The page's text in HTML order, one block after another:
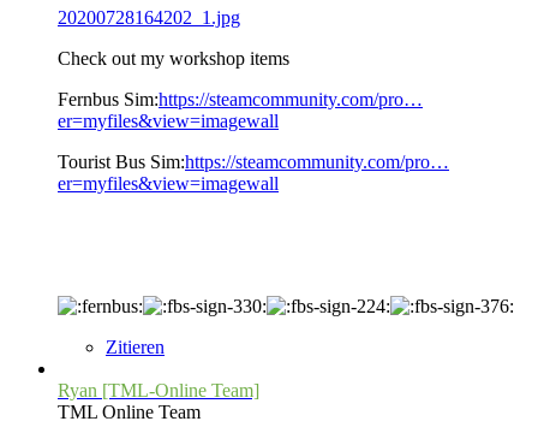
20200728164202_1.jpg
Check out my workshop items
Fernbus Sim:https://steamcommunity.com/pro…
er=myfiles&view=imagewall
Tourist Bus Sim:https://steamcommunity.com/pro…
er=myfiles&view=imagewall
Zitieren
Ryan [TML-Online Team]
TML Online Team